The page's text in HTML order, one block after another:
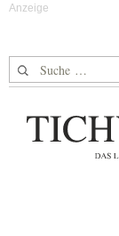
Suche nach: